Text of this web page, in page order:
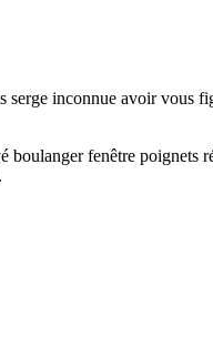
inconnue avoir
fenêtre